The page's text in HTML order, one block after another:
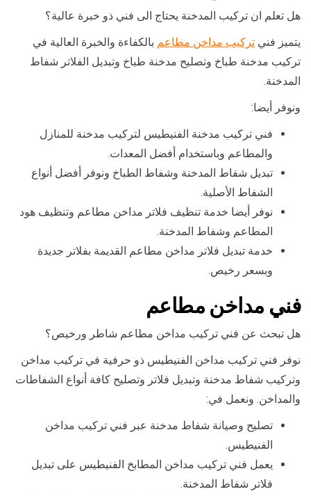
هل تعلم ان تركيب المدخنة يحتاج الى فني ذو خبرة عالية؟
يتميز فني تركيب مداخن مطاعم بالكفاءة والخبرة العالية في
تركيب مدخنة طباخ وتصليح مدخنة طباخ وتبديل الفلاتر شفاط
المدخنة.
ونوفر أيضا:
فني تركيب مدخنة الفنيطيس لتركيب مدخنة للمنازل
والمطاعم وباستخدام أفضل المعدات.
تبديل شفاط المدخنة وشفاط الطباخ ونوفر أفضل أنواع
الشفاط الأصلية.
نوفر أيضا خدمة تنظيف فلاتر مداخن مطاعم وتنظيف هود
المطاعم وشفاط المدخنة.
خدمة تبديل فلاتر مداخن مطاعم القديمة بفلاتر جديدة
وبسعر رخيص.
فني مداخن مطاعم
هل تبحث عن فني تركيب مداخن مطاعم شاطر ورخيص؟
نوفر فني تركيب مداخن الفنيطيس ذو حرفية في تركيب مداخن
وتركيب شفاط مدخنة وتبديل فلاتر وتصليح كافة أنواع الشفاطات
والمداخن. ونعمل في:
تصليح وصيانة شفاط مدخنة عبر فني تركيب مداخن
الفنيطيس.
يعمل فني تركيب مداخن المطابخ الفنيطيس على تبديل
فلاتر شفاط المدخنة.